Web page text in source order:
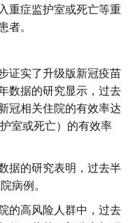
重症监护室或死亡等重
者。
证实了升级版新冠疫苗
数据的研究显示，过去
冠相关住院的有效率达
室或死亡）的有效率
据的研究表明，过去半
病例。
的高风险人群中，过去